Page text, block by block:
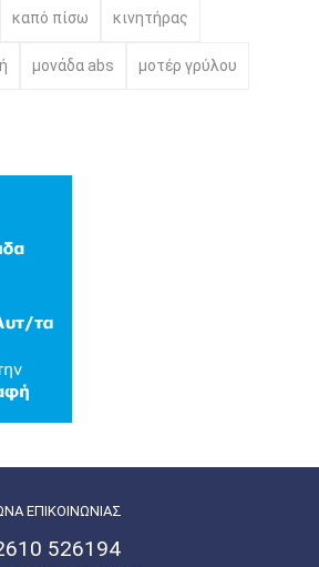
καπό πίσω κινητήρας
μονάδα abs μοτέρ γρύλου
ΕΠΙΚΟΙΝΩΝΙΑΣ
526194